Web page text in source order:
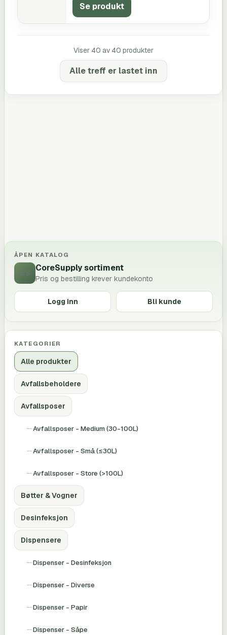
ÅPEN KATALOG
CoreSupply sortiment
Pris og bestilling krever kundekonto
Logg inn Bli kunde
KATEGORIER
Alle produkter
Avfallsbeholdere
Avfallsposer
Avfallsposer - Medium (30-100L)
Avfallsposer - Små (≤30L)
Avfallsposer - Store (>100L)
Bøtter & Vogner
Desinfeksjon
Dispensere
Dispenser - Desinfeksjon
Dispenser - Diverse
Dispenser - Papir
Dispenser - Såpe
Se produkt
Viser 40 av 40 produkter
Alle treff er lastet inn